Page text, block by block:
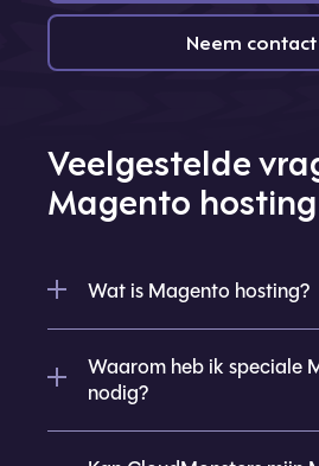
Neem
Veelgestelde
Magento hosting
Wat is Magento hosting?
Waarom heb ik speciale
nodig?